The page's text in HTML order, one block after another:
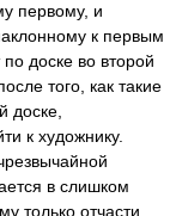
первому, и
к первым
по доске во второй
того, как такие
доске,
к художнику.
в слишком
только отчасти